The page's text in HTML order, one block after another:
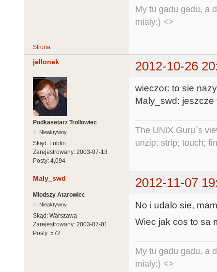
My tu gadu gadu, a
mialy:) <>
Strona
jellonek 2012-10-26
Podkasetarz Trollowiec
Nieaktywny
Skąd: Lublin
Zarejestrowany: 2003-07-13
Posty: 4,094
wieczor: to sie
Maly_swd:
The UNIX Guru`s
unzip; strip; touch;
Maly_swd 2012-11-07
Młodszy Atarowiec
Nieaktywny
Skąd: Warszawa
Zarejestrowany: 2003-07-01
Posty: 572
No i udalo sie,
Wiec jak cos to sa
My tu gadu gadu, a
mialy:) <>